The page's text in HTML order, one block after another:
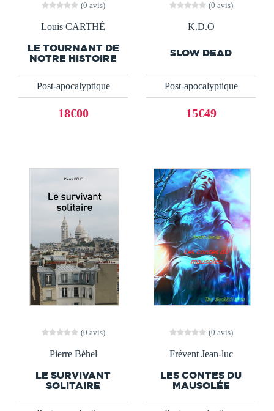
(0 avis)
Louis CARTHÉ
LE TOURNANT DE
NOTRE HISTOIRE
Post-apocalyptique
18€00
(0 avis)
K.D.O
SLOW DEAD
Post-apocalyptique
15€49
(0 avis)
Pierre Béhel
LE SURVIVANT
SOLITAIRE
(0 avis)
Frévent Jean-luc
LES CONTES DU
MAUSOLÉE